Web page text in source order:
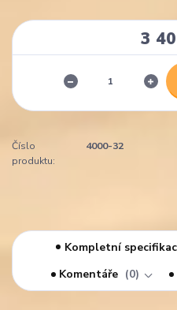
3
Číslo
produktu:
4000-32
Kompletní
Komentáře
0